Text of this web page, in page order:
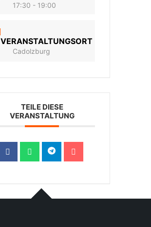
17:30 - 19:00
VERANSTALTUNGSORT
Cadolzburg
TEILE DIESE
VERANSTALTUNG